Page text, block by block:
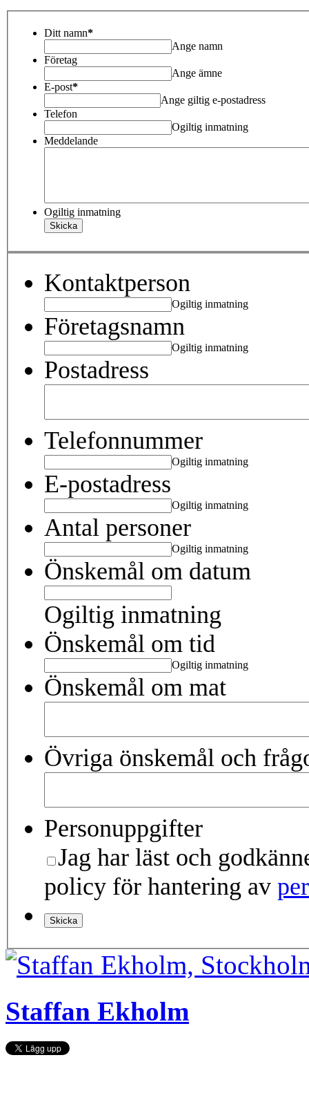
Ditt namn*
Ange namn
Företag
Ange ämne
E-post*
Ange giltig e-postadress
Telefon
Ogiltig inmatning
Meddelande
Ogiltig inmatning
Kontaktperson
Ogiltig inmatning
Företagsnamn
Ogiltig inmatning
Postadress
Telefonnummer
Ogiltig inmatning
E-postadress
Ogiltig inmatning
Antal personer
Ogiltig inmatning
Önskemål om datum
Ogiltig inmatning
Önskemål om tid
Ogiltig inmatning
Önskemål om mat
Övriga önskemål och
Personuppgifter
Jag har läst och
policy för hantering av
Staffan Ekholm